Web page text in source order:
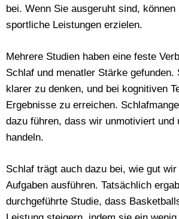
bei. Wenn Sie ausgeruht sind,
sportliche Leistungen erzielen.
Mehrere Studien haben eine feste
Schlaf und menatler Stärke gefunden.
klarer zu denken, und bei kognitiven
Ergebnisse zu erreichen.
dazu führen, dass wir unmotiviert und
handeln.
Schlaf trägt auch dazu bei, wie gut
Aufgaben ausführen. Tatsächlich
durchgeführte Studie, dass